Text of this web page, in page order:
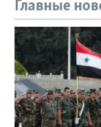
Главные